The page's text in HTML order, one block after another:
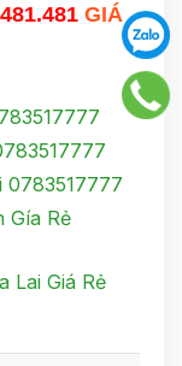
GIÁ
0783517777
Gía Rẻ
Lai Giá Rẻ